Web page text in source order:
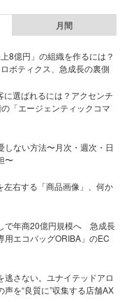
月間
8億円」の組織を作るには？
ボティクス、急成長の裏側
に選ばれるには？アクセンチ
「エージェンティックコマ
しない方法〜月次・週次・日
〜
左右する「商品画像」、何か
で年商20億円規模へ 急成長
用エコバッグORIBA」のEC
逃さない。ユナイテッドアロ
声を“良質に”収集する店舗AX